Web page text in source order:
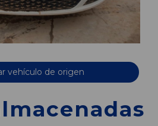
vehículo de origen